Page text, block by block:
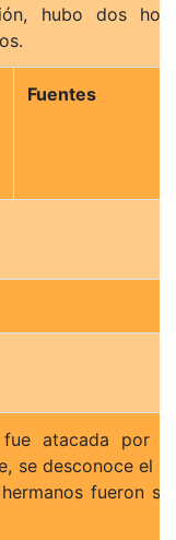
hubo dos
Fuentes
atacada por
se desconoce el
fueron